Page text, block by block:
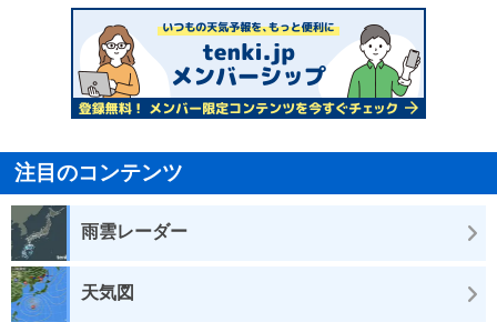
注目のコンテンツ
雨雲レーダー
天気図